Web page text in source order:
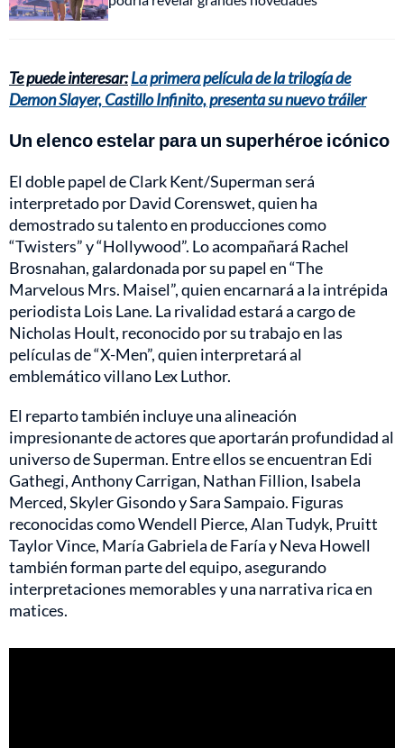
Te puede interesar:La primera película de la trilogía de
Demon Slayer, Castillo Infinito, presenta su nuevo tráiler
Un elenco estelar para un superhéroe icónico
El doble papel de Clark Kent/Superman será
interpretado por David Corenswet, quien ha
demostrado su talento en producciones como
“Twisters” y “Hollywood”. Lo acompañará Rachel
Brosnahan, galardonada por su papel en “The
Marvelous Mrs. Maisel”, quien encarnará a la intrépida
periodista Lois Lane. La rivalidad estará a cargo de
Nicholas Hoult, reconocido por su trabajo en las
películas de “X-Men”, quien interpretará al
emblemático villano Lex Luthor.
El reparto también incluye una alineación
impresionante de actores que aportarán profundidad al
universo de Superman. Entre ellos se encuentran Edi
Gathegi, Anthony Carrigan, Nathan Fillion, Isabela
Merced, Skyler Gisondo y Sara Sampaio. Figuras
reconocidas como Wendell Pierce, Alan Tudyk, Pruitt
Taylor Vince, María Gabriela de Faría y Neva Howell
también forman parte del equipo, asegurando
interpretaciones memorables y una narrativa rica en
matices.